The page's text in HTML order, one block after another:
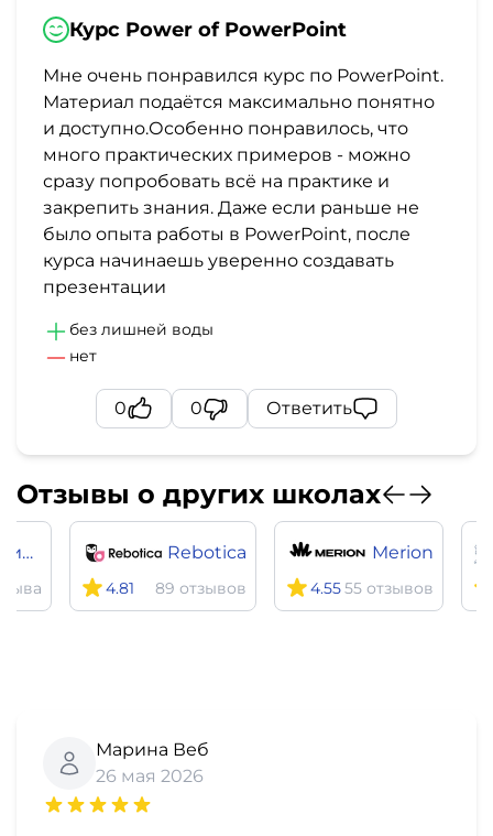
Курс Power of PowerPoint
Мне очень понравился курс по PowerPoint.
Материал подаётся максимально понятно
и доступно.Особенно понравилось, что
много практических примеров - можно
сразу попробовать всё на практике и
закрепить знания. Даже если раньше не
было опыта работы в PowerPoint, после
курса начинаешь уверенно создавать
презентации
без лишней воды
нет
0 0 Ответить
Отзывы о других школах
Московский институт технологий и управления Rebotica
4.81 89 отзывов
Merion
4.5555 отзывов
Марина Веб
26 мая 2026
на